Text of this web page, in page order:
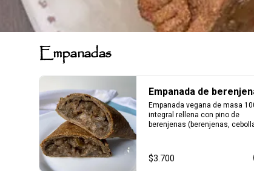
Empanadas
Empanada de
Empanada vegana de masa
integral rellena con pino de
berenjenas (berenjenas,
$3.700